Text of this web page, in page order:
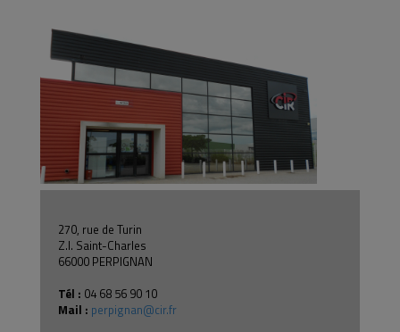
270, rue de Turin
Z.I. Saint-Charles
66000 PERPIGNAN
Tél : 04 68 56 90 10
Mail : perpignan@cir.fr